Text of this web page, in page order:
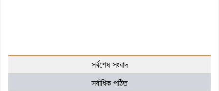
সর্বশেষ সংবাদ
সর্বাধিক পঠিত